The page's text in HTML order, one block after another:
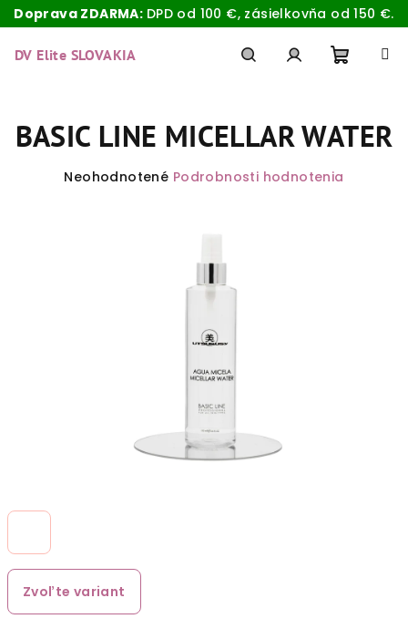
Doprava ZDARMA: DPD od 100 €, zásielkovňa od 150 €.
naDV Elite SLOVAKIA
košík
Zvoľte variant
BASIC LINE MICELLAR WATER
Priemerné
Neohodnotené Podrobnosti hodnotenia